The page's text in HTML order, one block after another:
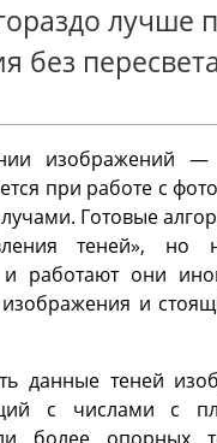
лучше
без
изображений
при работе с
Готовые
теней»,
и работают они
и
данные теней
с числами с